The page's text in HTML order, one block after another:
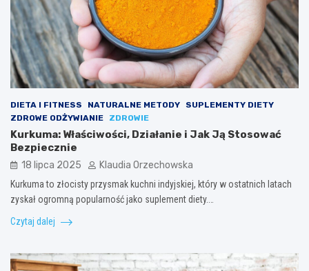
DIETA I FITNESS NATURALNE METODY
SUPLEMENTY DIETY
ZDROWE ODŻYWIANIE
ZDROWIE
Kurkuma: Właściwości, Działanie i Jak Ją Stosować
Bezpiecznie
18 lipca 2025 Klaudia Orzechowska
Kurkuma to złocisty przysmak kuchni indyjskiej, który w ostatnich latach
zyskał ogromną popularność jako suplement diety.…
Czytaj dalej